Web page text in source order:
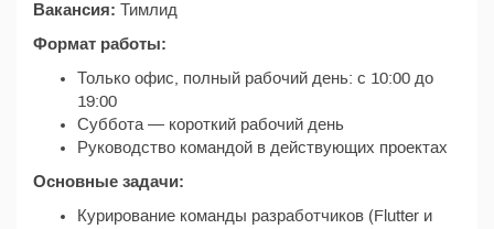
Вакансия: Тимлид
Формат работы:
Только офис, полный рабочий день: с 10:00 до
19:00
Суббота — короткий рабочий день
Руководство командой в действующих проектах
Основные задачи:
Курирование команды разработчиков (Flutter и